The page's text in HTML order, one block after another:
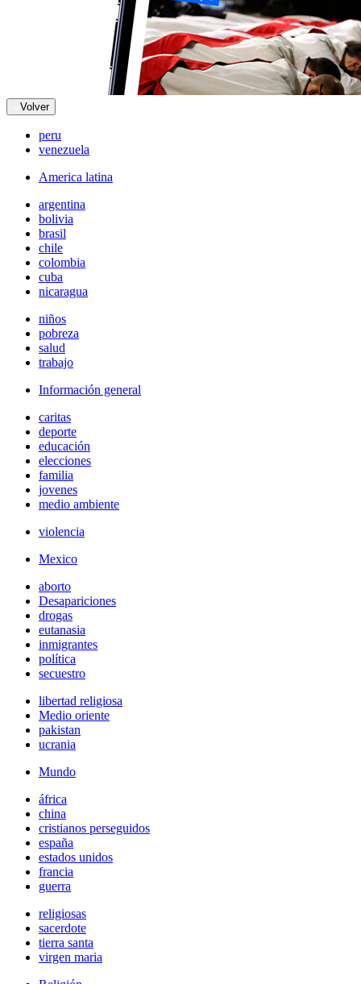
Volver
peru
venezuela
America latina
argentina
bolivia
brasil
chile
colombia
cuba
nicaragua
niños
pobreza
salud
trabajo
Información general
caritas
deporte
educación
elecciones
familia
jovenes
medio ambiente
violencia
Mexico
aborto
Desapariciones
drogas
eutanasia
inmigrantes
política
secuestro
libertad religiosa
Medio oriente
pakistan
ucrania
Mundo
áfrica
china
cristianos perseguidos
españa
estados unidos
francia
guerra
religiosas
sacerdote
tierra santa
virgen maria